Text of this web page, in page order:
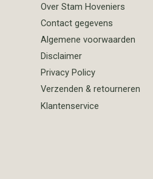
Over Stam Hoveniers
Contact gegevens
Algemene voorwaarden
Disclaimer
Privacy Policy
Verzenden & retourneren
Klantenservice